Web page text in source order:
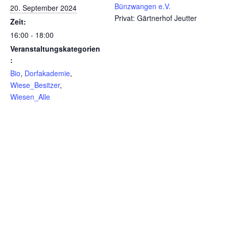
20. September 2024
Zeit:
16:00 - 18:00
Veranstaltungskategorien
:
Bio, Dorfakademie,
Wiese_Besitzer,
Wiesen_Alle
Bünzwangen e.V.
Privat: Gärtnerhof Jeutter